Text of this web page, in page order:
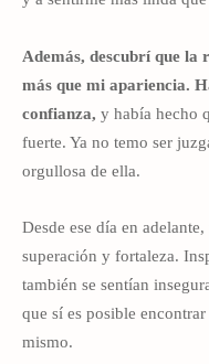
Además, descubrí que la
más que mi apariencia.
confianza, y había hecho
fuerte. Ya no temo ser
orgullosa de ella.
Desde ese día en
superación y fortaleza.
también se sentían
que sí es posible
mismo.